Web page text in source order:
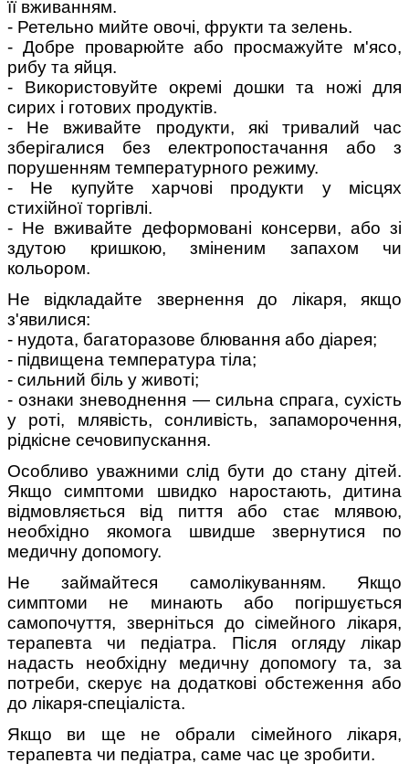
її вживанням.
- Ретельно мийте овочі, фрукти та зелень.
- Добре проварюйте або просмажуйте м'ясо,
рибу та яйця.
- Використовуйте окремі дошки та ножі для
сирих і готових продуктів.
- Не вживайте продукти, які тривалий час
зберігалися без електропостачання або з
порушенням температурного режиму.
- Не купуйте харчові продукти у місцях
стихійної торгівлі.
- Не вживайте деформовані консерви, або зі
здутою кришкою, зміненим запахом чи
кольором.
Не відкладайте звернення до лікаря, якщо
з'явилися:
- нудота, багаторазове блювання або діарея;
- підвищена температура тіла;
- сильний біль у животі;
- ознаки зневоднення — сильна спрага, сухість
у роті, млявість, сонливість, запаморочення,
рідкісне сечовипускання.
Особливо уважними слід бути до стану дітей.
Якщо симптоми швидко наростають, дитина
відмовляється від пиття або стає млявою,
необхідно якомога швидше звернутися по
медичну допомогу.
Не займайтеся самолікуванням. Якщо
симптоми не минають або погіршується
самопочуття, зверніться до сімейного лікаря,
терапевта чи педіатра. Після огляду лікар
надасть необхідну медичну допомогу та, за
потреби, скерує на додаткові обстеження або
до лікаря-спеціаліста.
Якщо ви ще не обрали сімейного лікаря,
терапевта чи педіатра, саме час це зробити.